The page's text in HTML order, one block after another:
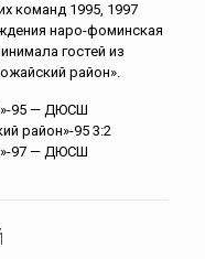
команд 1995, 1997
наро-фоминская
гостей из
район».
95 — ДЮСШ
район»-95 3:2
97 — ДЮСШ